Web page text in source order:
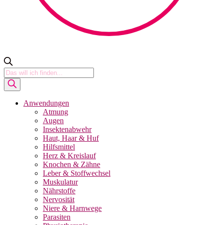
Products
search
Anwendungen
Atmung
Augen
Insektenabwehr
Haut, Haar & Huf
Hilfsmittel
Herz & Kreislauf
Knochen & Zähne
Leber & Stoffwechsel
Muskulatur
Nährstoffe
Nervosität
Niere & Harnwege
Parasiten